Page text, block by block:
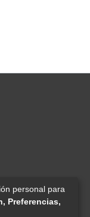
personal para
Preferencias,